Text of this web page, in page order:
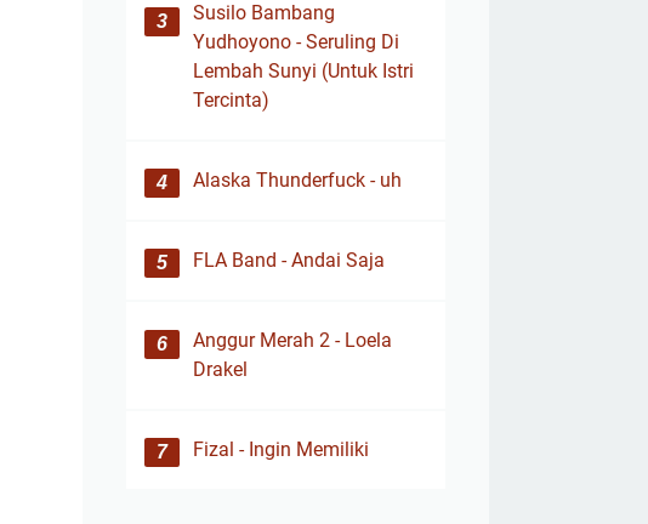
Susilo Bambang
Yudhoyono - Seruling Di
Lembah Sunyi (Untuk Istri
Tercinta)
Alaska Thunderfuck - uh
FLA Band - Andai Saja
Anggur Merah 2 - Loela
Drakel
Fizal - Ingin Memiliki